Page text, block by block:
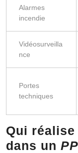
Alarmes
incendie
Vidéosurveilla
nce
Portes
techniques
Qui réalise
dans un